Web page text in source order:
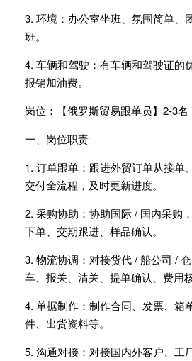
3. 环境：办公室坐班、氛围简单、
班。
4. 车辆和驾驶：有车辆和驾驶证的
报销加油费。
岗位：【俄罗斯贸易跟单员】2-3名
一、岗位职责
1. 订单跟单：跟进外贸订单从接单
交付全流程，及时更新进度。
2. 采购协助：协助国际 / 国内采购
下单、交期跟进、样品确认。
3. 物流协调：对接货代 / 船公司 /
车、报关、清关、提单确认、费用核
4. 单据制作：制作合同、发票、箱
件、出货资料等。
5. 沟通对接：对接国内外客户、工